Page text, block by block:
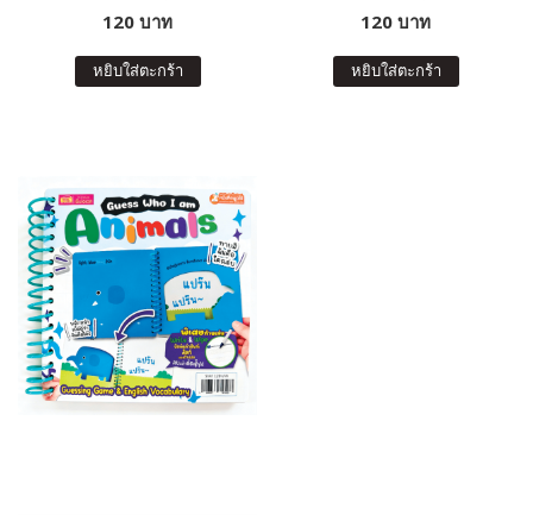
120 บาท
หยิบใส่ตะกร้า
120 บาท
หยิบใส่ตะกร้า